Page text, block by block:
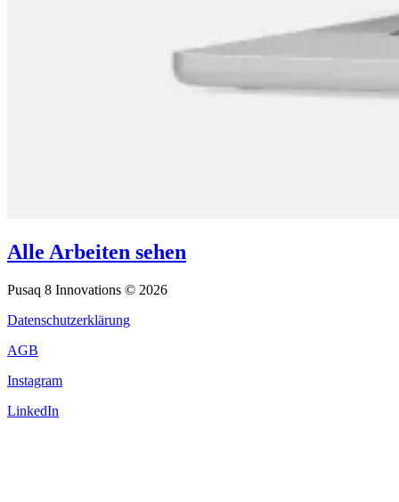
Alle Arbeiten sehen
Pusaq 8 Innovations © 2026
Datenschutzerklärung
AGB
Instagram
LinkedIn